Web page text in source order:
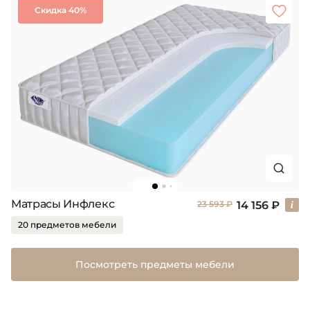
Скидка 40%
Матрасы Инфлекс 23 593 ₽ 14 156 ₽
20 предметов мебели
Посмотреть предметы мебели